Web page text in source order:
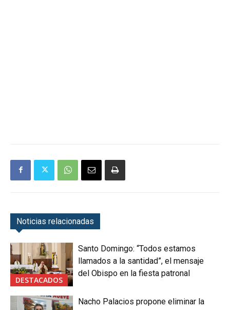
Noticias relacionadas
DESTACADOS
Santo Domingo: “Todos estamos
llamados a la santidad”, el mensaje
del Obispo en la fiesta patronal
Nacho Palacios propone eliminar la